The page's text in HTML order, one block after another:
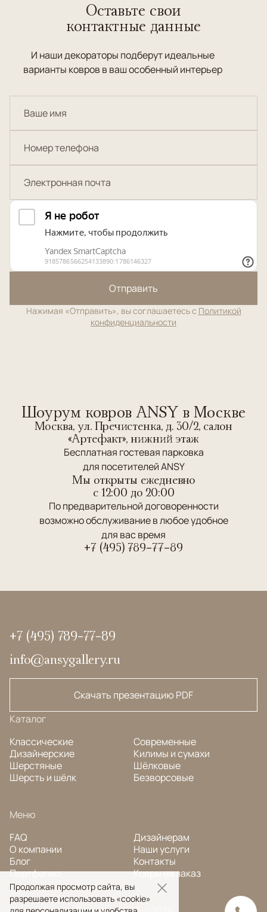
Оставьте свои
контактные данные
И наши декораторы подберут идеальные
варианты ковров в ваш особенный интерьер
Отправить
Нажимая «Отправить», вы соглашаетесь с Политикой
конфиденциальности
Шоурум ковров ANSY в Москве
Москва, ул. Пречистенка, д. 30/2, салон
«Артефакт», нижний этаж
Бесплатная гостевая парковка
для посетителей ANSY
Мы открыты ежедневно
c 12:00 до 20:00
По предварительной договоренности
возможно обслуживание в любое удобное
для вас время
+7 (495) 789-77-89
+7 (495) 789-77-89
info@ansygallery.ru
Скачать презентацию PDF
Каталог
Классические
Дизайнерские
Шерстяные
Шерсть и шёлк
Современные
Килимы и сумахи
Шёлковые
Безворсовые
Меню
FAQ
О компании
Блог
Портфолио
Дизайнерам
Наши услуги
Контакты
Ковры на заказ
Продолжая просмотр сайта, вы
разрешаете использовать «cookie»